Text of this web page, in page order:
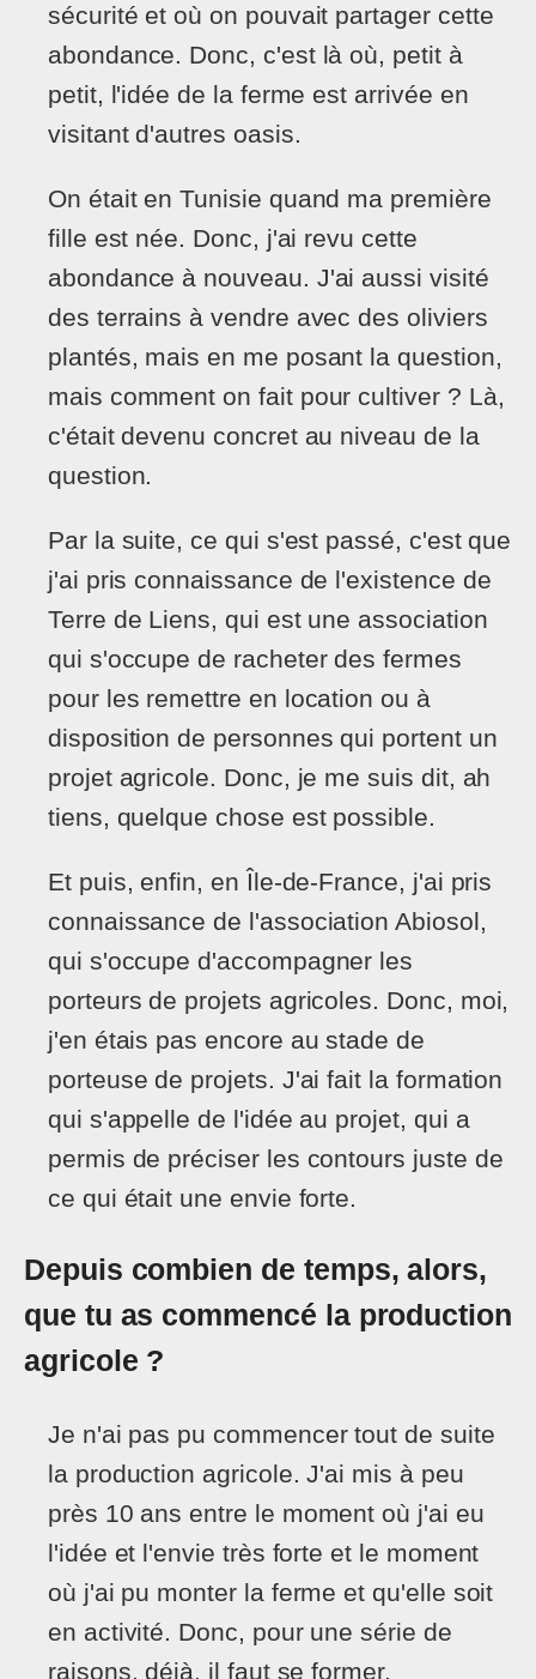
sécurité et où on pouvait partager cette
abondance. Donc, c'est là où, petit à
petit, l'idée de la ferme est arrivée en
visitant d'autres oasis.
On était en Tunisie quand ma première
fille est née. Donc, j'ai revu cette
abondance à nouveau. J'ai aussi visité
des terrains à vendre avec des oliviers
plantés, mais en me posant la question,
mais comment on fait pour cultiver ? Là,
c'était devenu concret au niveau de la
question.
Par la suite, ce qui s'est passé, c'est que
j'ai pris connaissance de l'existence de
Terre de Liens, qui est une association
qui s'occupe de racheter des fermes
pour les remettre en location ou à
disposition de personnes qui portent un
projet agricole. Donc, je me suis dit, ah
tiens, quelque chose est possible.
Et puis, enfin, en Île-de-France, j'ai pris
connaissance de l'association Abiosol,
qui s'occupe d'accompagner les
porteurs de projets agricoles. Donc, moi,
j'en étais pas encore au stade de
porteuse de projets. J'ai fait la formation
qui s'appelle de l'idée au projet, qui a
permis de préciser les contours juste de
ce qui était une envie forte.
Depuis combien de temps, alors,
que tu as commencé la production
agricole ?
Je n'ai pas pu commencer tout de suite
la production agricole. J'ai mis à peu
près 10 ans entre le moment où j'ai eu
l'idée et l'envie très forte et le moment
où j'ai pu monter la ferme et qu'elle soit
en activité. Donc, pour une série de
raisons, déjà, il faut se former.